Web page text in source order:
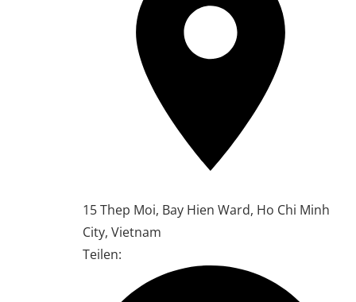
15 Thep Moi, Bay Hien Ward, Ho Chi Minh
City, Vietnam
Teilen: